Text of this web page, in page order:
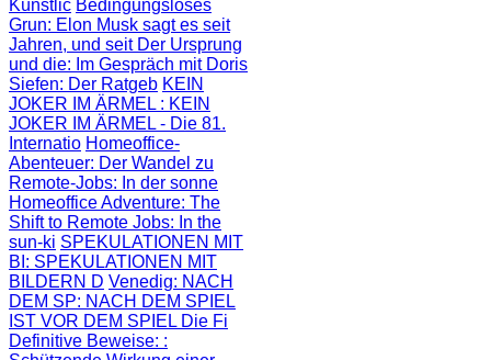
Künstlic Bedingungsloses
Grun: Elon Musk sagt es seit
Jahren, und seit Der Ursprung
und die: Im Gespräch mit Doris
Siefen: Der Ratgeb KEIN
JOKER IM ÄRMEL : KEIN
JOKER IM ÄRMEL - Die 81.
Internatio Homeoffice-
Abenteuer: Der Wandel zu
Remote-Jobs: In der sonne
Homeoffice Adventure: The
Shift to Remote Jobs: In the
sun-ki SPEKULATIONEN MIT
BI : SPEKULATIONEN MIT
BILDERN D Venedig: NACH
DEM SP: NACH DEM SPIEL
IST VOR DEM SPIEL Die Fi
Definitive Beweise: :